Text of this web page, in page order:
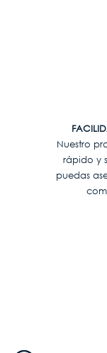
Nuestro
rápido y
puedas